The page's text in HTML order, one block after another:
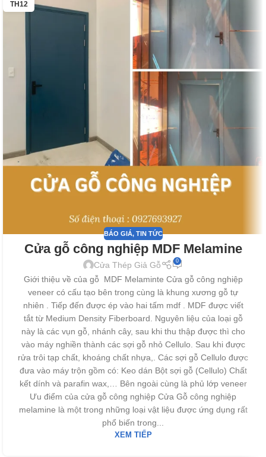
TH12
BÁO GIÁ, TIN TỨC
Cửa gỗ công nghiệp MDF Melamine
Cửa Thép Giả Gỗ 0
Giới thiệu về của gỗ MDF Melaminte Cửa gỗ công nghiệp
veneer có cấu tạo bên trong cùng là khung xương gỗ tự
nhiên . Tiếp đến được ép vào hai tấm mdf . MDF được viết
tắt từ Medium Density Fiberboard. Nguyên liệu của loại gỗ
này là các vụn gỗ, nhánh cây, sau khi thu thập được thì cho
vào máy nghiền thành các sợi gỗ nhỏ Cellulo. Sau khi được
rửa trôi tạp chất, khoáng chất nhựa,. Các sợi gỗ Cellulo được
đưa vào máy trộn gồm có: Keo dán Bột sợi gỗ (Cellulo) Chất
kết dính và parafin wax,… Bên ngoài cùng là phủ lớp veneer
Ưu điểm của cửa gỗ công nghiệp Cửa Gỗ công nghiệp
melamine là một trong những loại vật liệu được ứng dụng rất
phổ biến trong...
XEM TIẾP